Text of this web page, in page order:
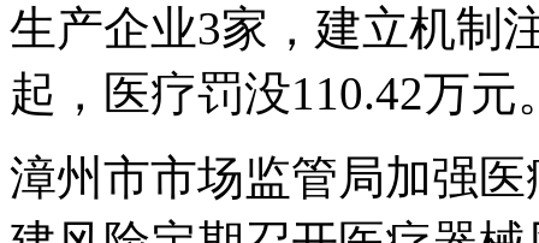
生产企业3家，建立机制
起，医疗罚没110.42万元
漳州市市场监管局加强